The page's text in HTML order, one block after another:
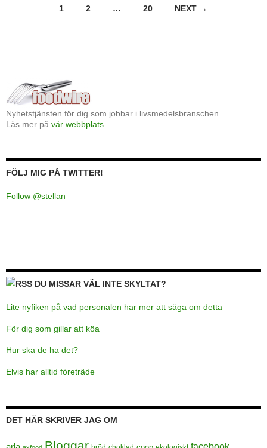
1 2 … 20 NEXT →
Nyhetstjänsten för dig som jobbar i livsmedelsbranschen.
Läs mer på vår webbplats.
FÖLJ MIG PÅ TWITTER!
Follow @stellan
DU MISSAR VÄL INTE SKYLTAT?
Lite nyfiken på vad personalen har mer att säga om detta
För dig som gillar att köa
Hur ska de ha det?
Elvis har alltid företräde
DET HÄR SKRIVER JAG OM